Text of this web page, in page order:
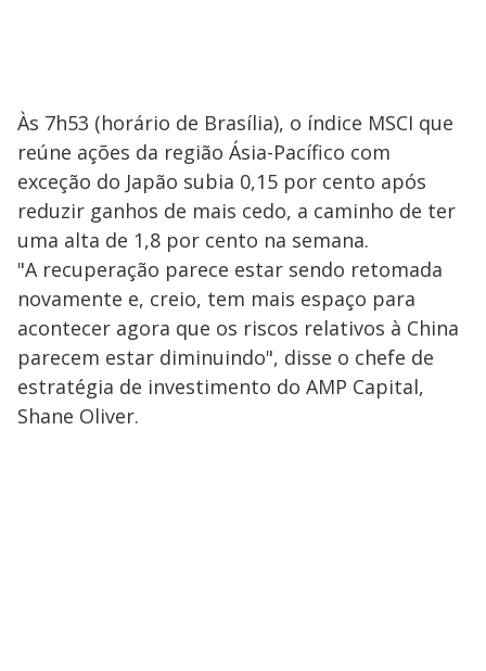
Às 7h53 (horário de Brasília), o índice MSCI que
reúne ações da região Ásia-Pacífico com
exceção do Japão subia 0,15 por cento após
reduzir ganhos de mais cedo, a caminho de ter
uma alta de 1,8 por cento na semana.
"A recuperação parece estar sendo retomada
novamente e, creio, tem mais espaço para
acontecer agora que os riscos relativos à China
parecem estar diminuindo", disse o chefe de
estratégia de investimento do AMP Capital,
Shane Oliver.